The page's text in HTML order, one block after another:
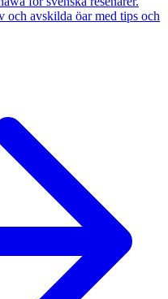
och avskilda öar med tips och